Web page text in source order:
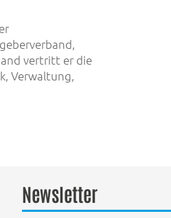
vertritt er die
Verwaltung,
Newsletter